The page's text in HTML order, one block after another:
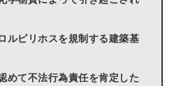
ルピリホスを規制する建築基
めて不法行為責任を肯定した